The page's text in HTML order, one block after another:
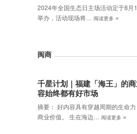
2024年全国生态日主场活动定于8月
举办，活动现场将…
阅读更多 »
闽商
千星计划｜福建「海王」的
容始终都有好市场
摘要： 好内容具有穿越周期的生命
商业价值。 生在海边…
阅读更多 »